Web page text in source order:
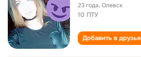
23 года,Олевск
10 ПТУ
Добавить в друзья